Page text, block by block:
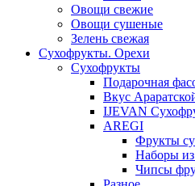
Овощи свежие
Овощи сушеные
Зелень свежая
Сухофрукты. Орехи
Сухофрукты
Подарочная
Вкус
IJEVAN
AREGI
Фрукты
Наборы из
Чипсы